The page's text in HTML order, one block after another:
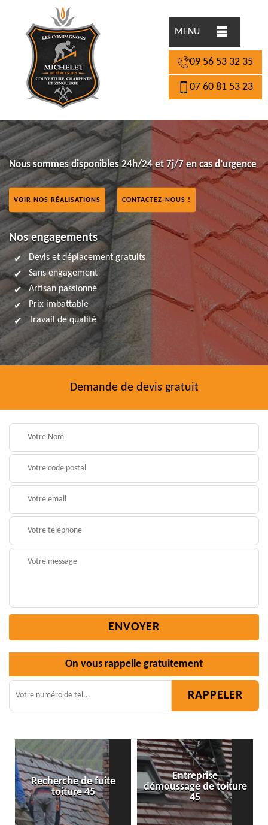
MENU
09 56 53 32 35
07 60 81 53 23
Nous sommes disponibles 24h/24 et 7j/7 en cas d’urgence
VOIR NOS RÉALISATIONS CONTACTEZ-NOUS !
Nos engagements
Devis et déplacement gratuits
Sans engagement
Artisan passionné
Prix imbattable
Travail de qualité
Demande de devis gratuit
On vous rappelle gratuitement
Entreprise
démoussage de toiture
45
Isolation toiture 45